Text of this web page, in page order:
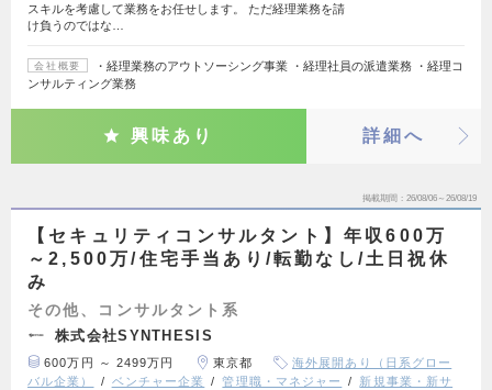
スキルを考慮して業務をお任せします。 ただ経理業務を請
け負うのではな…
会社概要
・経理業務のアウトソーシング事業 ・経理社員の派遣業務 ・経理コ
ンサルティング業務
興味あり 詳細へ
掲載期間 26/08/06～26/08/19
【セキュリティコンサルタント】年収600万
～2,500万/住宅手当あり/転勤なし/土日祝休
み
その他、コンサルタント系
株式会社SYNTHESIS
600万円 ～ 2499万円 東京都
海外展開あり（日系グロー
バル企業）
ベンチャー企業 管理職・マネジャー
新規事業・新サ